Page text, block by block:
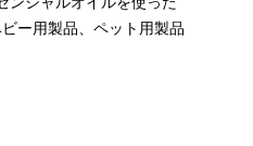
ンシャルオイルを使った
ー用製品、ペット用製品